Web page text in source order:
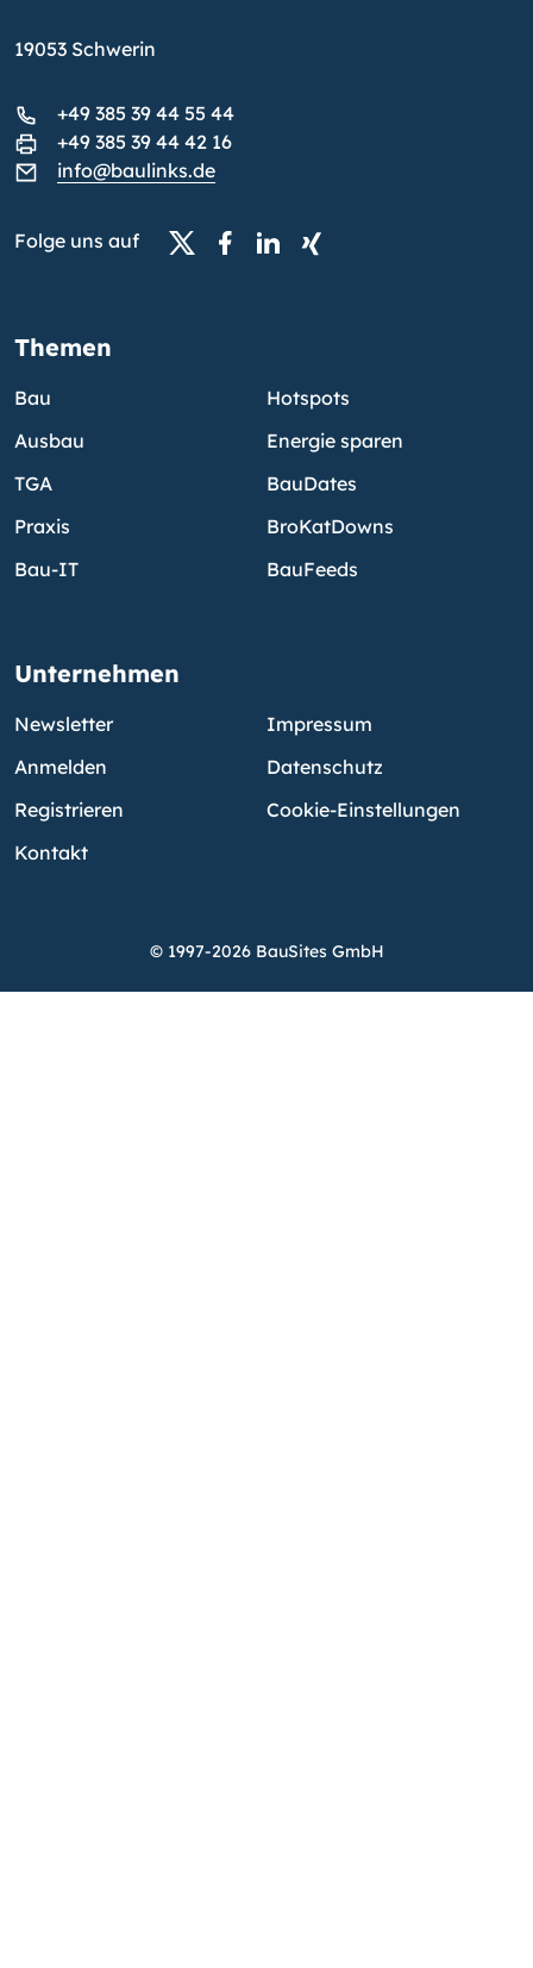
19053 Schwerin
+49 385 39 44 55 44
+49 385 39 44 42 16
info@baulinks.de
Folge uns auf
Themen
Bau
Ausbau
TGA
Praxis
Bau-IT
Hotspots
Energie sparen
BauDates
BroKatDowns
BauFeeds
Unternehmen
Newsletter
Anmelden
Registrieren
Kontakt
Impressum
Datenschutz
Cookie-Einstellungen
© 1997-2026 BauSites GmbH